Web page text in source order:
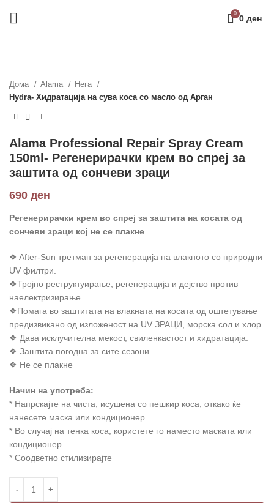
0 0 ден
Дома Alama
Нега
Hydra- Хидратација на сува коса со масло од Арган
Alama Professional Repair Spray Cream
150ml- Регенерирачки крем во спреј за
заштита од сончеви зраци
690 ден
Регенерирачки крем во спреј за заштита на косата од
сончеви зраци кој не се плакне
❖ After-Sun третман за регенерација на влакното со природни
UV филтри.
❖Тројно реструктуирање, регенерација и дејство против
наелектризирање.
❖Помага во заштитата на влакната на косата од оштетување
предизвикано од изложеност на UV ЗРАЦИ, морска сол и хлор.
❖ Дава исклучителна мекост, свиленкастост и хидратација.
❖ Заштита погодна за сите сезони
❖ Не се плакне
Начин на употреба:
* Напрскајте на чиста, исушена со пешкир коса, откако ќе
нанесете маска или кондиционер
* Во случај на тенка коса, користете го наместо маската или
кондиционер.
* Соодветно стилизирајте